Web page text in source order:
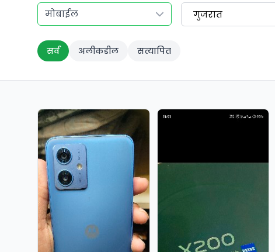
मोबाईल गुजरात
सर्व अलीकडील सत्यापित